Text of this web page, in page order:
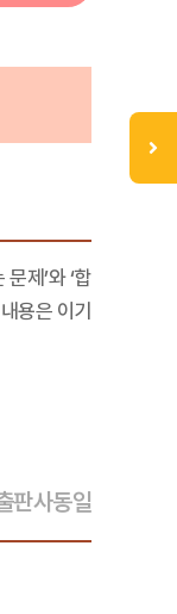
제’와 ‘합
용은 이기
판사동일